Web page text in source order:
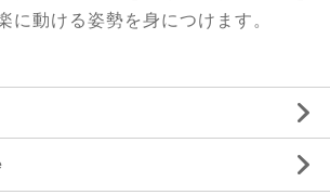
に動ける姿勢を身につけます。